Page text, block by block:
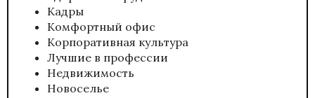
Кадры
Комфортный офис
Корпоративная культура
Лучшие в профессии
Недвижимость
Новоселье